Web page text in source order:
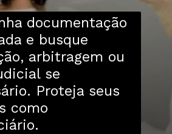
documentação
e busque
arbitragem ou
se
Proteja seus
como